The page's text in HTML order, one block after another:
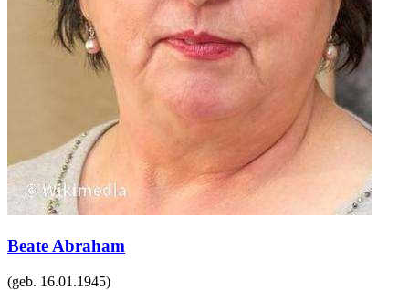
Beate Abraham
(geb. 16.01.1945)